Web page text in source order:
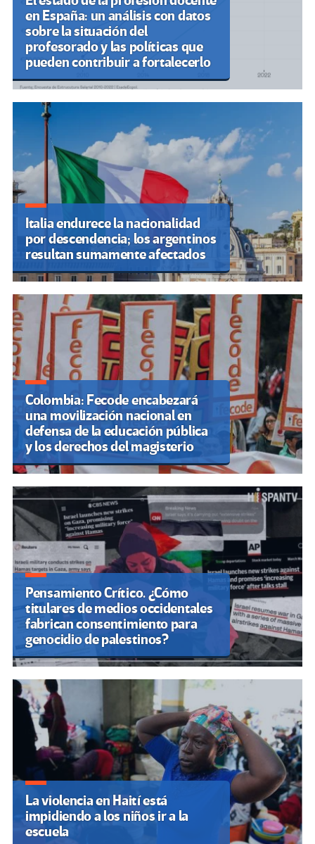
en España: un análisis con datos
sobre la situación del
profesorado y las políticas que
pueden contribuir a fortalecerlo
Italia endurece la nacionalidad
por descendencia; los argentinos
resultan sumamente afectados
Colombia: Fecode encabezará
una movilización nacional en
defensa de la educación pública
y los derechos del magisterio
Pensamiento Crítico. ¿Cómo
titulares de medios occidentales
fabrican consentimiento para
genocidio de palestinos?
La violencia en Haití está
impidiendo a los niños ir a la
escuela